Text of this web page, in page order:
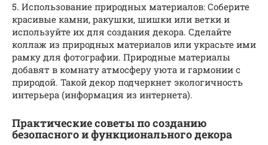
5. Использование природных материалов: Соберите
красивые камни, ракушки, шишки или ветки и
используйте их для создания декора. Сделайте
коллаж из природных материалов или украсьте ими
рамку для фотографии. Природные материалы
добавят в комнату атмосферу уюта и гармонии с
природой. Такой декор подчеркнет экологичность
интерьера (информация из интернета).
Практические советы по созданию
безопасного и функционального декора